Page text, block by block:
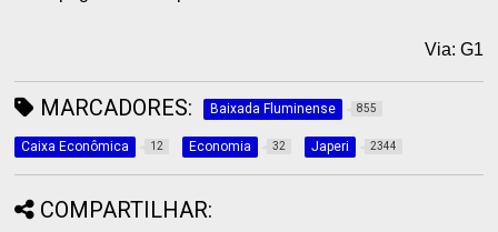
Via: G1
MARCADORES: Baixada Fluminense 855
Caixa Econômica 12 Economia 32 Japeri 2344
COMPARTILHAR: